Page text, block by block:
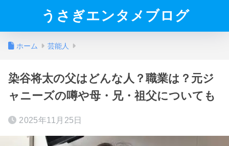
うさぎエンタメブログ
ホーム 芸能人
染谷将太の父はどんな人？職業は？元ジ
ャニーズの噂や母・兄・祖父についても
2025年11月25日